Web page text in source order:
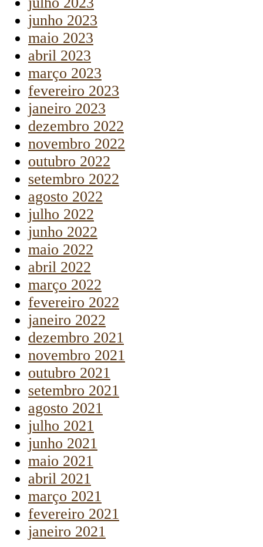
junho 2023
maio 2023
abril 2023
março 2023
fevereiro 2023
janeiro 2023
dezembro 2022
novembro 2022
outubro 2022
setembro 2022
agosto 2022
julho 2022
junho 2022
maio 2022
abril 2022
março 2022
fevereiro 2022
janeiro 2022
dezembro 2021
novembro 2021
outubro 2021
setembro 2021
agosto 2021
julho 2021
junho 2021
maio 2021
abril 2021
março 2021
fevereiro 2021
janeiro 2021